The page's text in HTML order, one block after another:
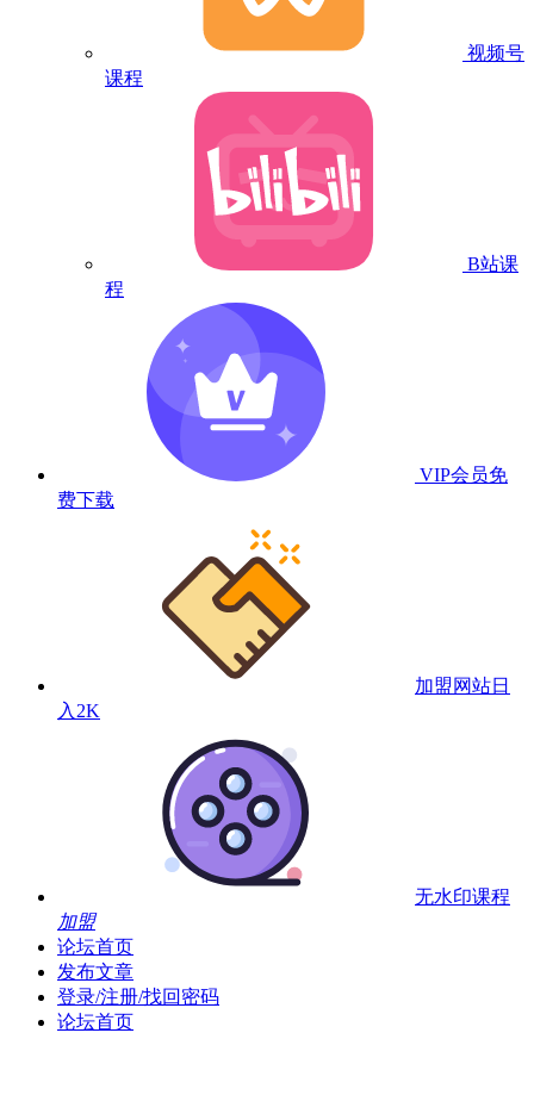
视频号
课程
B站课
程
VIP会员免
费下载
加盟网站日
入2K
无水印课程
加盟
论坛首页
发布文章
登录/注册/找回密码
论坛首页